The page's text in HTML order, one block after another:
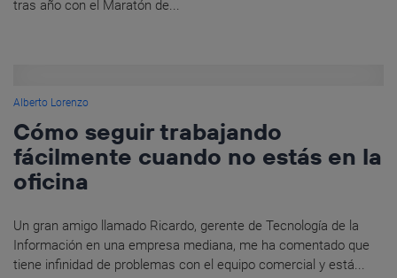
tras año con el Maratón de...
Alberto Lorenzo
Cómo seguir trabajando
fácilmente cuando no estás en la
oficina
Un gran amigo llamado Ricardo, gerente de Tecnología de la
Información en una empresa mediana, me ha comentado que
tiene infinidad de problemas con el equipo comercial y está...